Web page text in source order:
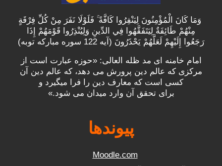
وَمَا كَانَ الْمُؤْمِنُونَ لِيَنْفِرُوا كَافَّةً ۚ فَلَوْلَا نَفَرَ مِنْ كُلِّ فِرْقَةٍ
مِنْهُمْ طَائِفَةٌ لِيَتَفَقَّهُوا فِي الدِّينِ وَلِيُنْذِرُوا قَوْمَهُمْ إِذَا
رَجَعُوا إِلَيْهِمْ لَعَلَّهُمْ يَحْذَرُونَ (آیه 122 سوره مبارکه توبه)
امام خامنه ای مد ظله العالی: «حوزه عبارت است از
مرکزی که عالم دین پرورش می دهد، که عالم دین آن
کسی است که معارف دین را فرا میگیرد و
برایتحقق آن وارد میدان می شود.»
پیوندها
Moodle.com